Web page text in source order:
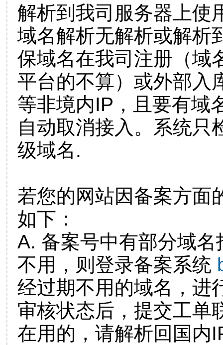
解析到我司服务器上使
域名解析无解析或解析
保域名在我司注册（域
平台的不算）或外部入
等非境内IP，且要有域
自动取消接入。系统只
级域名.
若您的网站因备案方面
如下：
A. 备案号中有部分域
不用，则登录备案系统
经过期不用的域名，进
审核状态后，提交工单
在用的，请解析回国内